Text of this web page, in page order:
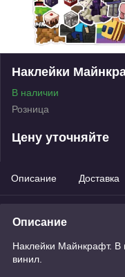
Наклейки
В наличии
Розница
Цену уточняйте
Описание Доставка
Описание
Наклейки Майнкрафт. В
винил.